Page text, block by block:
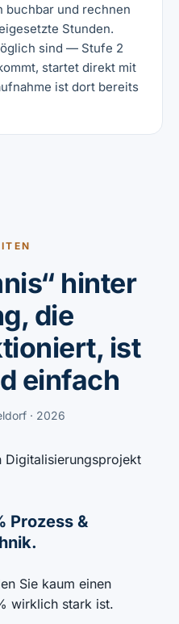
buchbar und rechnen
Stunden.
sind — Stufe 2
startet direkt mit
ist dort bereits
hinter
die
ist
einfach
· 2026
Digitalisierungsprojekt
Prozess &
Sie kaum einen
wirklich stark ist.